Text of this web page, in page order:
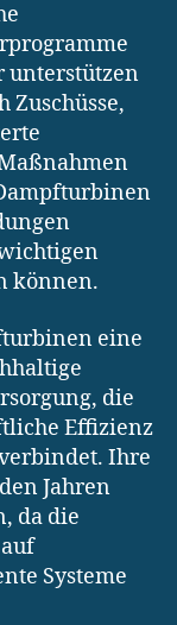
unterstützen
Zuschüsse,
können.
eine
die
Effizienz
Ihre
Jahren
da die
Systeme